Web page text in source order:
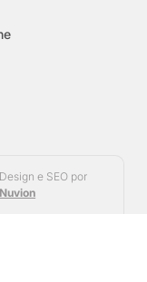
Design e SEO por
Nuvion